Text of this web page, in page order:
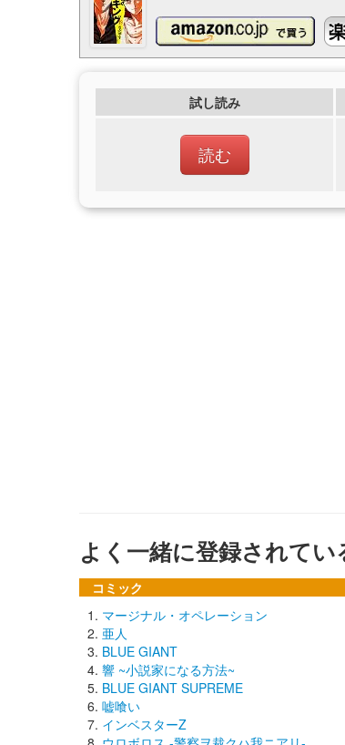
試し読み
読む
よく一緒に登録されて
コミック
マージナル・オペレーション
亜人
BLUE GIANT
響 ~小説家になる方法~
BLUE GIANT SUPREME
嘘喰い
インベスターZ